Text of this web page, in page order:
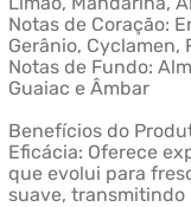
Notas de Coração:
Gerânio, Cyclamen,
Notas de Fundo:
Guaiac e Âmbar
Benefícios do
Eficácia: Oferece
que evolui para
suave, transmitindo